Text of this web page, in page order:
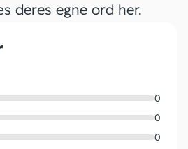
deres egne ord her.
0
0
0